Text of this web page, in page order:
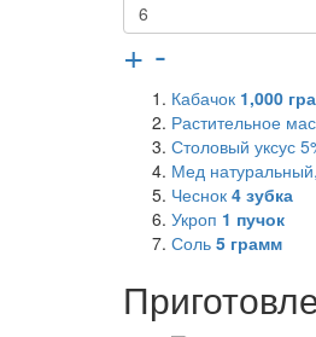
+ -
Кабачок 1,000
Растительное
Столовый уксус
Мед
Чеснок 4 зубка
Укроп 1 пучок
Соль 5 грамм